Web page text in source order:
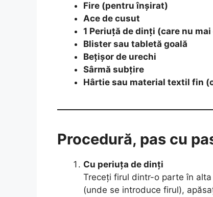
Fire (pentru înșirat)
Ace de cusut
1 Periuță de dinți (care nu
Blister sau tabletă goală
Bețișor de urechi
Sârmă subțire
Hârtie sau material textil fin
Procedură, pas cu
Cu periuța de dinți
Treceți firul dintr-o parte în
(unde se introduce firul),